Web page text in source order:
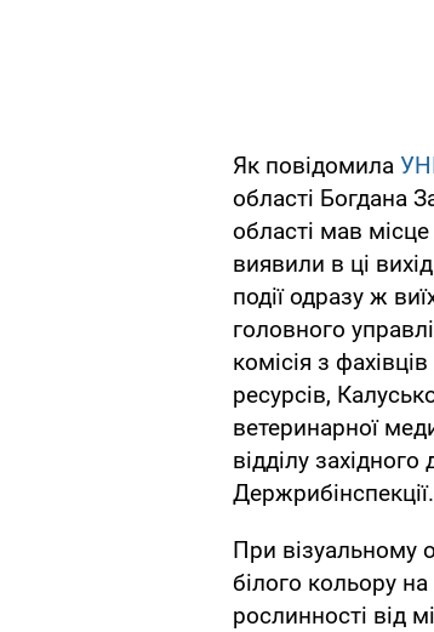
Як повідомила
області Богдана
області мав місце
виявили в ці
події одразу ж
головного
комісія з
ресурсів,
ветеринарної
відділу
Держрибінспекції.
При візуальному
білого кольору
рослинності від